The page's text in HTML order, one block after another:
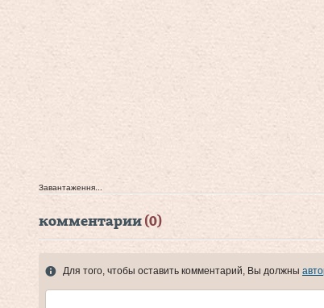
Завантаження...
комментарии (0)
Для того, чтобы оставить комментарий, Вы должны